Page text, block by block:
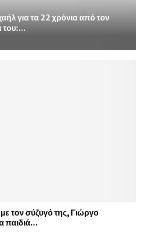
για τα 22 χρόνια από τον
του:...
τον σύζυγό της, Γιώργο
παιδιά...